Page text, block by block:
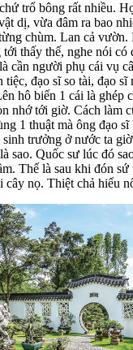
trổ bông rất nhiều.
dị, vừa đâm ra bao
chùm. Lan cả vườn.
thấy thế, nghe nói có
cần người phụ cái vụ
đạo sĩ so tài, đạo
hô biến 1 cái là ghép
nhớ tới giờ. Cách làm
1 thuật mà ông đạo
trưởng ở nước ta
sao. Quốc sư lúc đó
Thế là sau khi đón sứ
cây nọ. Thiệt chả hiểu